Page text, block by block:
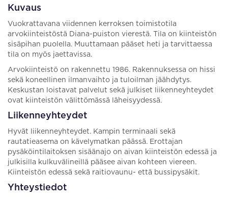
Kuvaus
Vuokrattavana viidennen kerroksen toimistotila
arvokiinteistöstä Diana-puiston vierestä. Tila on kiinteistön
sisäpihan puolella. Muuttamaan pääset heti ja tarvittaessa
tila on myös jaettavissa.
Arvokiinteistö on rakennettu 1986. Rakennuksessa on hissi
sekä koneellinen ilmanvaihto ja tuloilman jäähdytys.
Keskustan loistavat palvelut sekä julkiset liikenneyhteydet
ovat kiinteistön välittömässä läheisyydessä.
Liikenneyhteydet
Hyvät liikenneyhteydet. Kampin terminaali sekä
rautatieasema on kävelymatkan päässä. Erottajan
pysäköintilaitoksen sisäänajo on aivan kiinteistön edessä ja
julkisilla kulkuvälineillä pääsee aivan kohteen viereen.
Kiinteistön edessä sekä raitiovaunu- että bussipysäkit.
Yhteystiedot